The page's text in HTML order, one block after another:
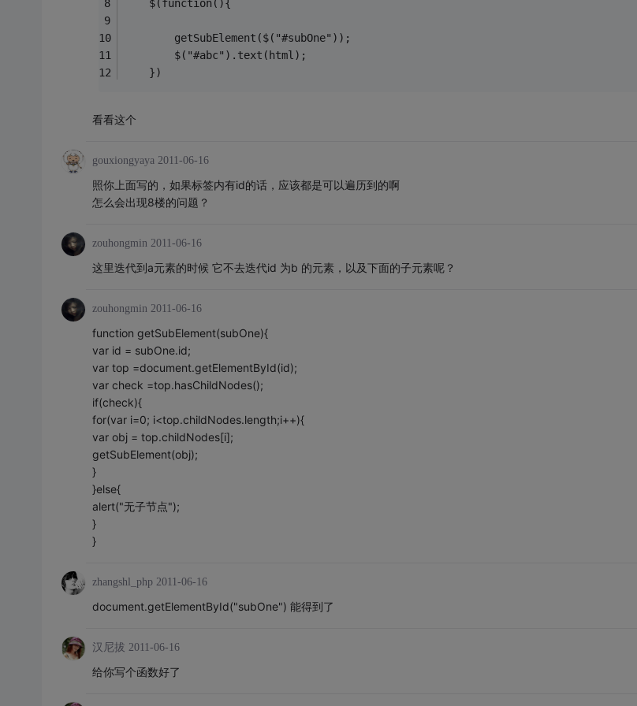
	$(function(){
		getSubElement($("#subOne"));
		$("#abc").text(html);
	})
看看这个
gouxiongyaya 2011-06-16
照你上面写的，如果标签内有id的话，应该都是可以遍历到的啊
怎么会出现8楼的问题？
zouhongmin 2011-06-16
这里迭代到a元素的时候 它不去迭代id 为b 的元素，以及下面的子元素呢？
zouhongmin 2011-06-16
function getSubElement(subOne){
var id = subOne.id;
var top =document.getElementById(id);
var check =top.hasChildNodes();
if(check){
for(var i=0; i<top.childNodes.length;i++){
var obj = top.childNodes[i];
getSubElement(obj);
}
}else{
alert("无子节点");
}
}
zhangshl_php 2011-06-16
document.getElementById("subOne") 能得到了
汉尼拔 2011-06-16
给你写个函数好了